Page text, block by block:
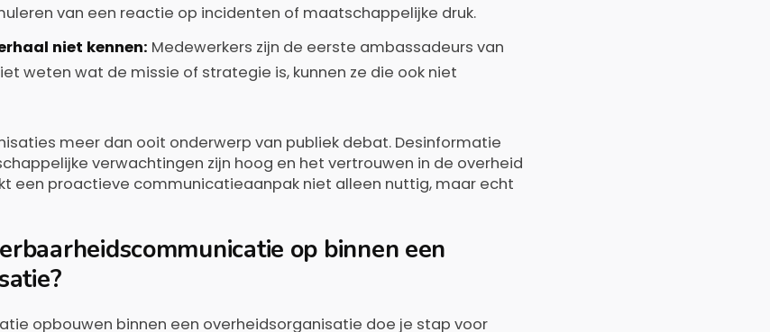
van een reactie op incidenten of maatschappelijke druk.
niet kennen: Medewerkers zijn de eerste ambassadeurs van
weten wat de missie of strategie is, kunnen ze die ook niet
meer dan ooit onderwerp van publiek debat. Desinformatie
verwachtingen zijn hoog en het vertrouwen in de overheid
een proactieve communicatieaanpak niet alleen nuttig, maar echt
op binnen een
opbouwen binnen een overheidsorganisatie doe je stap voor